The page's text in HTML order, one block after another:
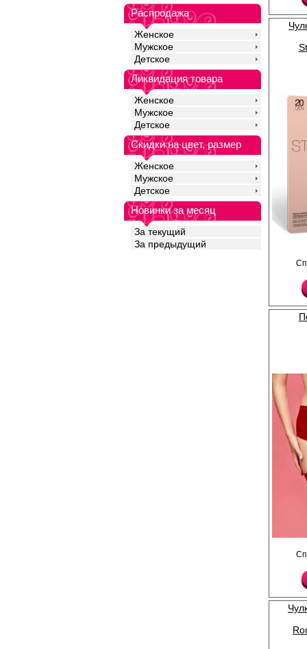
Распродажа
Женское
Мужское
Детское
Ликвидация товара
Женское
Мужское
Детское
Скидки на цвет, размер
Женское
Мужское
Детское
Новинки за месяц
За текущий
За предыдущий
элегантной
силиконовой основе.
комфортно
обеспечивает
Невидимый
для открытой обуви.
застежек, с
ажурного кружева на